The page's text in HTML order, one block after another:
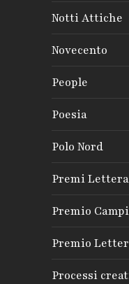
Notti Attiche
Novecento
People
Poesia
Polo Nord
Premi
Premio
Premio
Processi